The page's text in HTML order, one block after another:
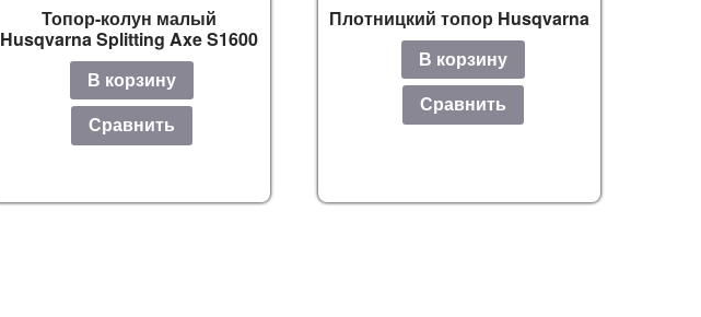
Топор-колун малый
Husqvarna Splitting Axe S1600
В корзину
Сравнить
Плотницкий топор Husqvarna
В корзину
Сравнить